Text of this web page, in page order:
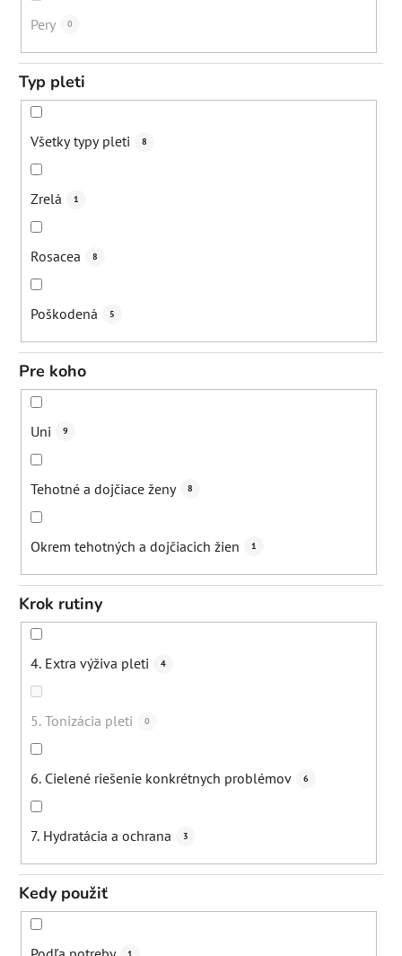
Spevnenie pokožky
Zjemnenie vrások 3
Stimulácia lymfatického systému
Uvoľnenie svalo
Zmiernenie zápal
Podpora rastu vlasov
Posilnenie odolnosti vlasu 0
Zmiernenie vypadávania vlasov
Pery 0
Typ pleti
Všetky typy pleti 8
Zrelá 1
Rosacea 8
Poškodená 5
Pre koho
Uni 9
Tehotné a dojčiace ženy 8
Okrem tehotných a dojčiacich žien 1
Krok rutiny
4. Extra výživa pleti 4
5. Tonizácia pleti 0
6. Cielené riešenie konkrétnych problémov 6
7. Hydratácia a ochrana 3
Kedy použiť
1